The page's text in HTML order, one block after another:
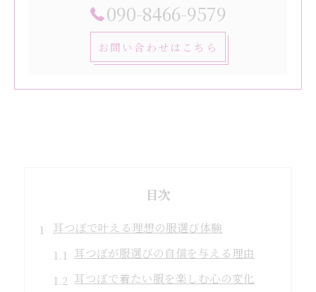
090-8466-9579
お問い合わせはこちら
目次
耳つぼで叶える理想の服選び体験
耳つぼが服選びの自信を与える理由
耳つぼで着たい服を楽しむ心の変化